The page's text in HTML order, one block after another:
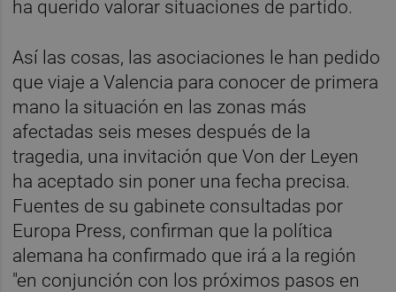
ha querido valorar situaciones de partido.
Así las cosas, las asociaciones le han pedido
que viaje a Valencia para conocer de primera
mano la situación en las zonas más
afectadas seis meses después de la
tragedia, una invitación que Von der Leyen
ha aceptado sin poner una fecha precisa.
Fuentes de su gabinete consultadas por
Europa Press, confirman que la política
alemana ha confirmado que irá a la región
"en conjunción con los próximos pasos en